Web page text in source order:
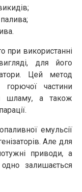
при використанні
для його
Цей метод
горючої частини
шламу, а також
емульсії
Але для
приводи, а
залишається